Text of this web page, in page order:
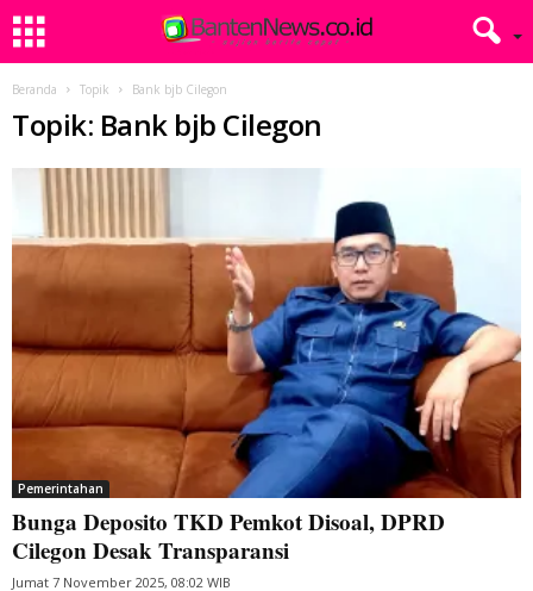
Beranda Topik Bank bjb Cilegon
Topik: Bank bjb Cilegon
Pemerintahan
Bunga Deposito TKD Pemkot Disoal, DPRD
Cilegon Desak Transparansi
Jumat 7 November 2025, 08:02 WIB